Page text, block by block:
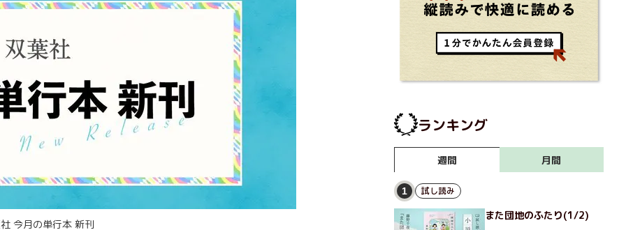
今月の単行本 新刊
ランキング
週間 月間
1 試し読み
また団地のふたり(1/2)